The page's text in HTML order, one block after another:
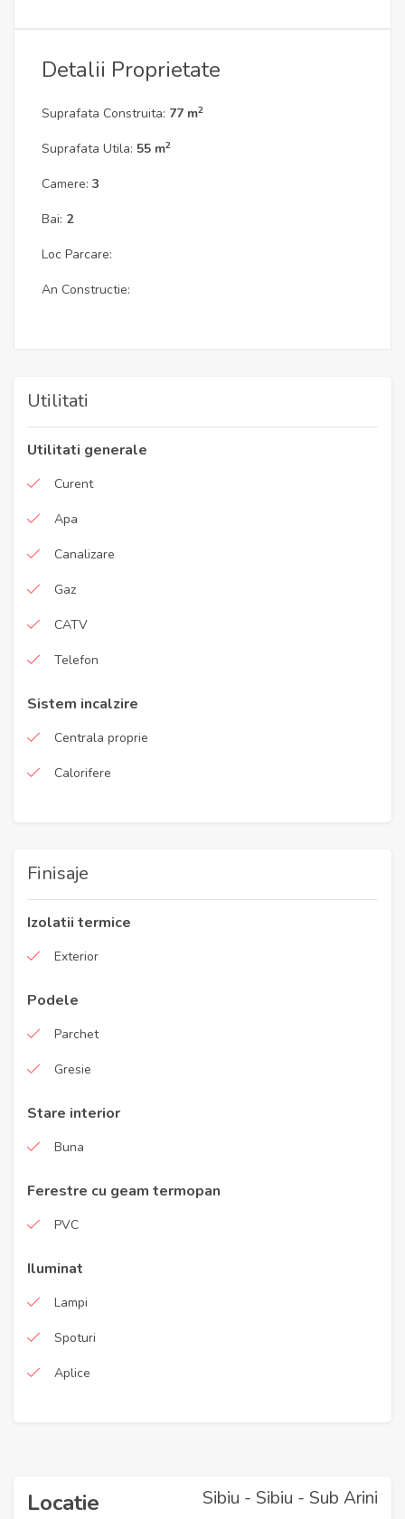
Detalii Proprietate
Suprafata Construita: 77 m2
Suprafata Utila: 55 m2
Camere: 3
Bai: 2
Loc Parcare:
An Constructie:
Utilitati
Utilitati generale
Curent
Apa
Canalizare
Gaz
CATV
Telefon
Sistem incalzire
Centrala proprie
Calorifere
Finisaje
Izolatii termice
Exterior
Podele
Parchet
Gresie
Stare interior
Buna
Ferestre cu geam termopan
PVC
Iluminat
Lampi
Spoturi
Aplice
Locatie Sibiu - Sibiu - Sub Arini